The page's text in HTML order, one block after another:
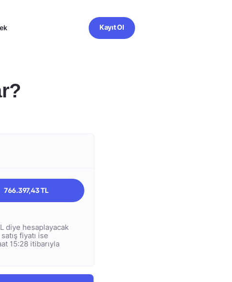
Kayıt Ol
766.397,43 TL
diye hesaplayacak
fiyatı ise
15:28 itibarıyla